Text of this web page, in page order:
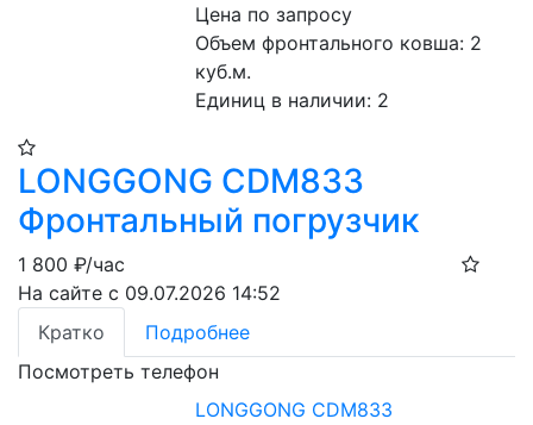
Цена по запросу
Объем фронтального ковша: 2
куб.м.
Единиц в наличии: 2
LONGGONG CDM833
Фронтальный погрузчик
1 800 ₽/час
На сайте с 09.07.2026 14:52
Кратко
Подробнее
Посмотреть телефон
LONGGONG CDM833